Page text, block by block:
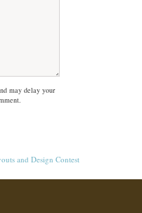
may delay your
and Design Contest